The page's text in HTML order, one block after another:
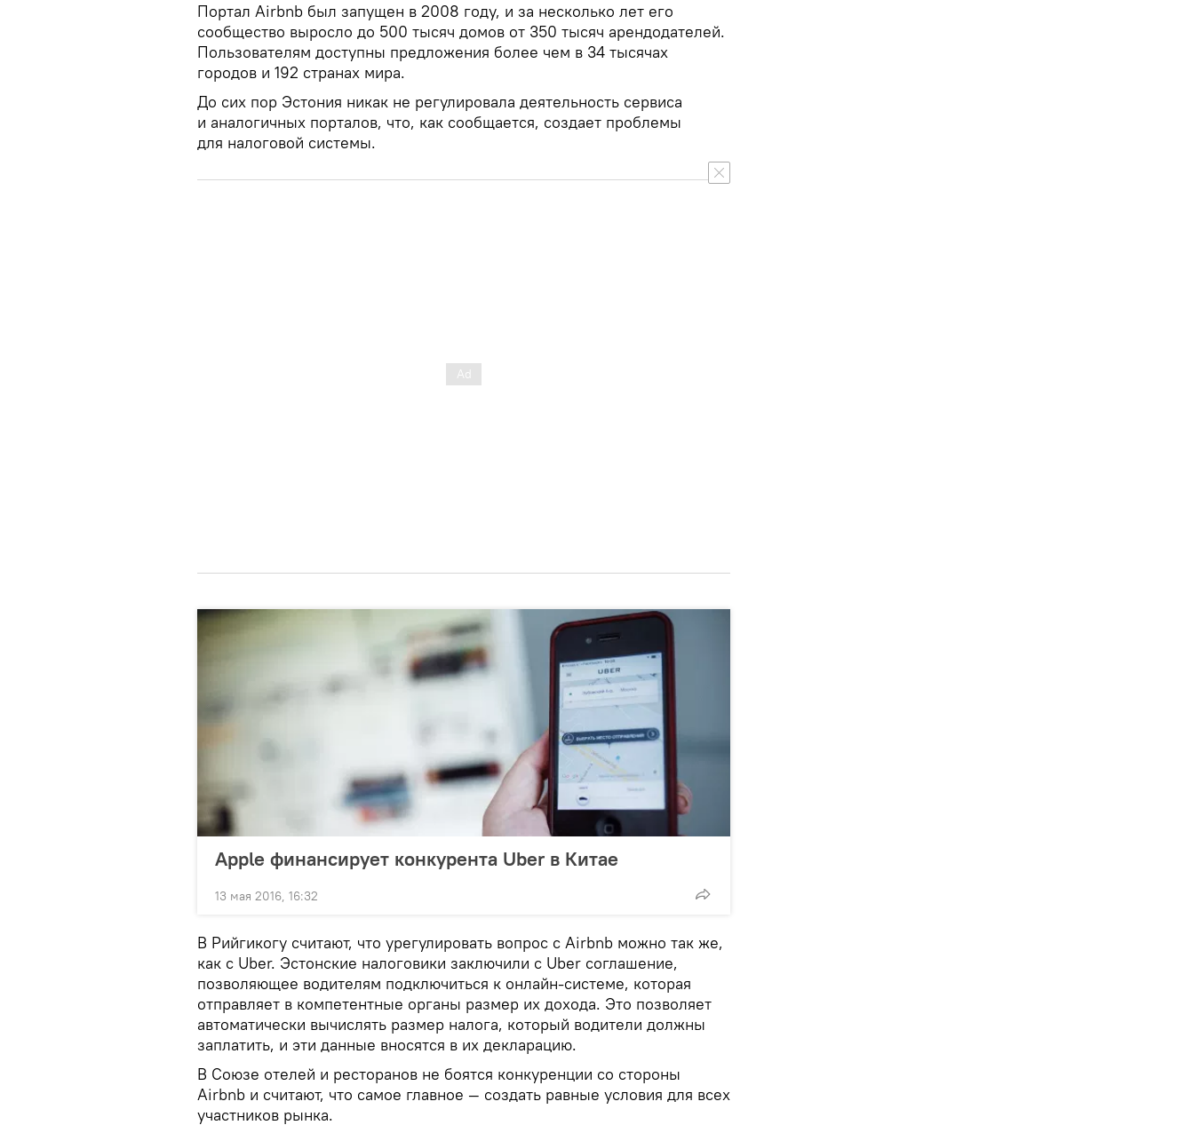
Портал Airbnb был запущен в 2008 году, и за несколько лет его
сообщество выросло до 500 тысяч домов от 350 тысяч арендодателей.
Пользователям доступны предложения более чем в 34 тысячах
городов и 192 странах мира.
До сих пор Эстония никак не регулировала деятельность сервиса
и аналогичных порталов, что, как сообщается, создает проблемы
для налоговой системы.
Apple финансирует конкурента Uber в Китае
13 мая 2016, 16:32
В Рийгикогу считают, что урегулировать вопрос с Airbnb можно так же,
как с Uber. Эстонские налоговики заключили с Uber соглашение,
позволяющее водителям подключиться к онлайн-системе, которая
отправляет в компетентные органы размер их дохода. Это позволяет
автоматически вычислять размер налога, который водители должны
заплатить, и эти данные вносятся в их декларацию.
В Союзе отелей и ресторанов не боятся конкуренции со стороны
Airbnb и считают, что самое главное — создать равные условия для всех
участников рынка.